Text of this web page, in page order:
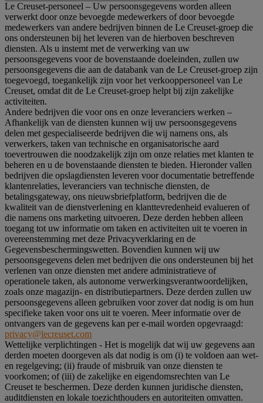
Le Creuset-personeel – Uw persoonsgegevens worden alleen
verwerkt door onze bevoegde medewerkers of door bevoegde
medewerkers van andere bedrijven binnen de Le Creuset-groep die
ons ondersteunen bij het leveren van de hierboven beschreven
diensten. Als u instemt met de verwerking van uw
persoonsgegevens voor de bovenstaande doeleinden, zullen uw
persoonsgegevens die aan de databank van de Le Creuset-groep zijn
toegevoegd, toegankelijk zijn voor het verkooppersoneel van Le
Creuset, omdat dit de Le Creuset-groep helpt bij zijn zakelijke
activiteiten.
Andere bedrijven die voor ons en onze leveranciers werken –
Afhankelijk van de diensten kunnen wij uw persoonsgegevens
delen met gespecialiseerde bedrijven die wij namens ons, als
verwerkers, taken van technische en organisatorische aard
toevertrouwen die noodzakelijk zijn om onze relaties met klanten te
beheren en u de bovenstaande diensten te bieden. Hieronder vallen
bedrijven die opslagdiensten leveren voor documentatie betreffende
klantenrelaties, leveranciers van technische diensten, de
betalingsgateway, ons nieuwsbriefplatform, bedrijven die de
kwaliteit van de dienstverlening en klanttevredenheid evalueren of
die namens ons marketing uitvoeren. Deze derden hebben alleen
toegang tot uw informatie om taken en activiteiten uit te voeren in
overeenstemming met deze Privacyverklaring en de
Gegevensbeschermingswetten. Bovendien kunnen wij uw
persoonsgegevens delen met bedrijven die ons ondersteunen bij het
verlenen van onze diensten met andere administratieve of
operationele taken, als autonome verwerkingsverantwoordelijken,
zoals onze magazijn- en distributiepartners. Deze derden zullen uw
persoonsgegevens alleen gebruiken voor zover dat nodig is om hun
specifieke taken voor ons uit te voeren. Meer informatie over de
ontvangers van de gegevens kan per e-mail worden opgevraagd:
privacy@lecreuset.com
Wettelijke verplichtingen - Het is mogelijk dat wij uw gegevens aan
derden moeten doorgeven als dat nodig is om (i) te voldoen aan wet-
en regelgeving; (ii) fraude of misbruik van onze diensten te
voorkomen; of (iii) de zakelijke en eigendomsrechten van Le
Creuset te beschermen. Deze derden kunnen juridische diensten,
auditdiensten en lokale toezichthouders en autoriteiten omvatten.